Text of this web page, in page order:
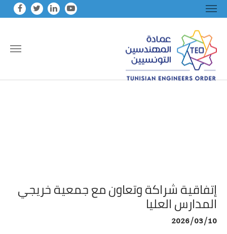
إتفاقية شراكة وتعاون مع جمعية خريجي
المدارس العليا
2026/03/10